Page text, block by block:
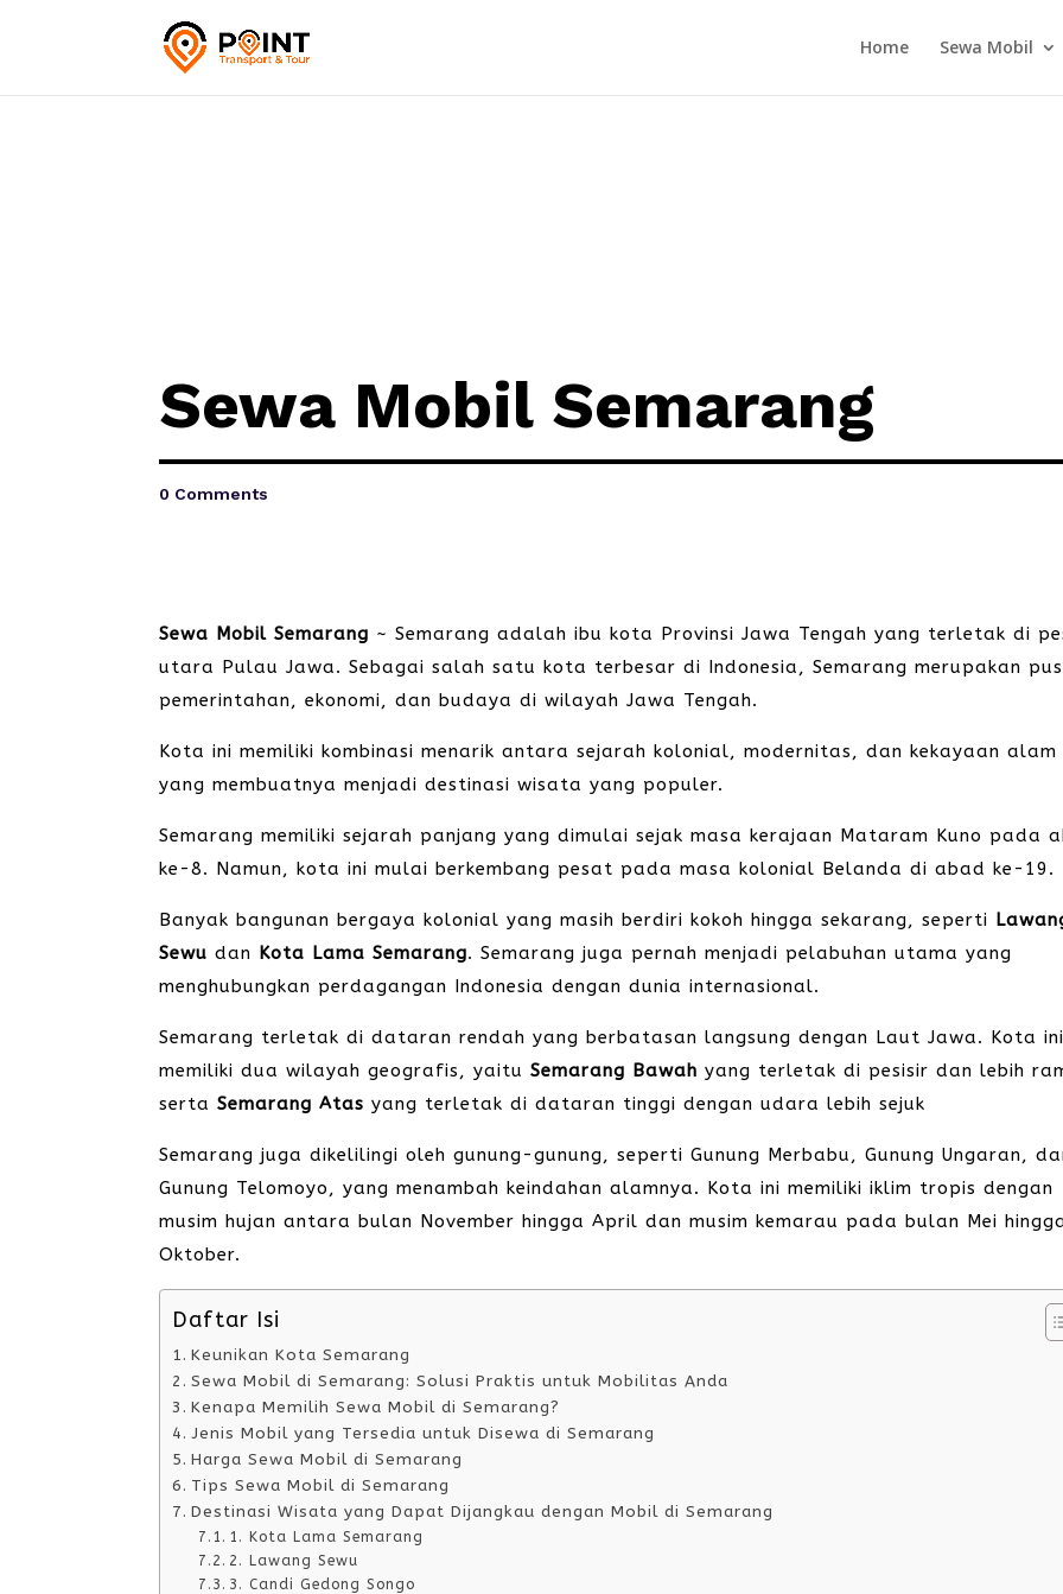
Home Sewa Mobil
Sewa Mobil Semarang
0 Comments
Sewa Mobil Semarang ~ Semarang adalah ibu kota Provinsi Jawa Tengah yang terletak di
utara Pulau Jawa. Sebagai salah satu kota terbesar di Indonesia, Semarang merupakan
pemerintahan, ekonomi, dan budaya di wilayah Jawa Tengah.
Kota ini memiliki kombinasi menarik antara sejarah kolonial, modernitas, dan kekayaan alam
yang membuatnya menjadi destinasi wisata yang populer.
Semarang memiliki sejarah panjang yang dimulai sejak masa kerajaan Mataram Kuno pada
ke-8. Namun, kota ini mulai berkembang pesat pada masa kolonial Belanda di abad ke-19.
Banyak bangunan bergaya kolonial yang masih berdiri kokoh hingga sekarang, seperti
Sewu dan Kota Lama Semarang. Semarang juga pernah menjadi pelabuhan utama yang
menghubungkan perdagangan Indonesia dengan dunia internasional.
Semarang terletak di dataran rendah yang berbatasan langsung dengan Laut Jawa. Kota
memiliki dua wilayah geografis, yaituSemarang Bawah yang terletak di pesisir dan lebih
sertaSemarang Atas yang terletak di dataran tinggi dengan udara lebih sejuk
Semarang juga dikelilingi oleh gunung-gunung, seperti Gunung Merbabu, Gunung Ungaran,
Gunung Telomoyo, yang menambah keindahan alamnya. Kota ini memiliki iklim tropis dengan
musim hujan antara bulan November hingga April dan musim kemarau pada bulan Mei
Oktober.
Daftar Isi
Keunikan Kota Semarang
Sewa Mobil di Semarang: Solusi Praktis untuk Mobilitas Anda
Kenapa Memilih Sewa Mobil di Semarang?
Jenis Mobil yang Tersedia untuk Disewa di Semarang
Harga Sewa Mobil di Semarang
Tips Sewa Mobil di Semarang
Destinasi Wisata yang Dapat Dijangkau dengan Mobil di Semarang
1. Kota Lama Semarang
2. Lawang Sewu
3. Candi Gedong Songo